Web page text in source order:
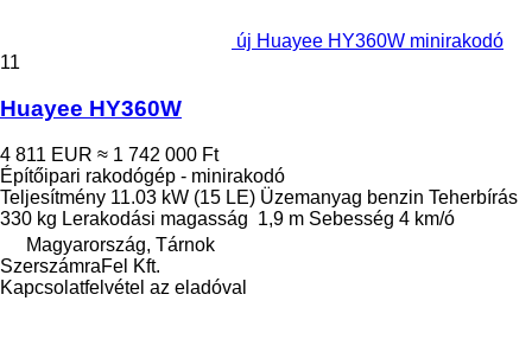
új Huayee HY360W minirakodó
11
Huayee HY360W
4 811 EUR ≈ 1 742 000 Ft
Építőipari rakodógép - minirakodó
Teljesítmény 11.03 kW (15 LE) Üzemanyag benzin Teherbírás
330 kg Lerakodási magasság 1,9 m Sebesség 4 km/ó
Magyarország, Tárnok
SzerszámraFel Kft.
Kapcsolatfelvétel az eladóval